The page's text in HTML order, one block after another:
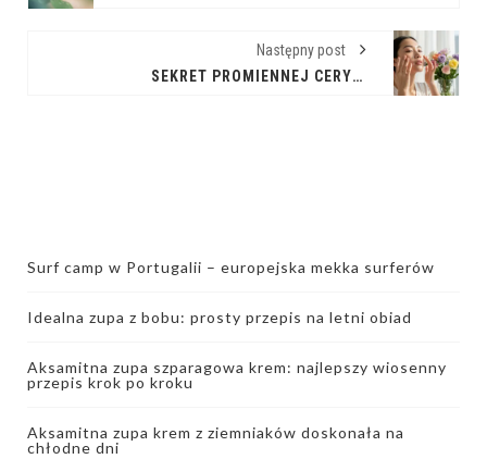
Następny post
SEKRET PROMIENNEJ CERY: PORANNY RYTUAŁ PIĘKNA
Surf camp w Portugalii – europejska mekka surferów
Idealna zupa z bobu: prosty przepis na letni obiad
Aksamitna zupa szparagowa krem: najlepszy wiosenny
przepis krok po kroku
Aksamitna zupa krem z ziemniaków doskonała na
chłodne dni